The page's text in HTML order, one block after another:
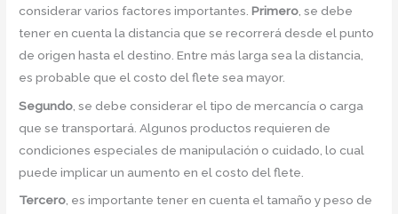
considerar varios factores importantes.Primero , se debe
tener en cuenta la distancia que se recorrerá desde el punto
de origen hasta el destino. Entre más larga sea la distancia,
es probable que el costo del flete sea mayor.
Segundo , se debe considerar el tipo de mercancía o carga
que se transportará. Algunos productos requieren de
condiciones especiales de manipulación o cuidado, lo cual
puede implicar un aumento en el costo del flete.
Tercero, es importante tener en cuenta el tamaño y peso de